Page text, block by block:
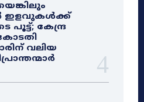
ഇളവുകൾക്ക്
കേന്ദ്ര
വലിയ